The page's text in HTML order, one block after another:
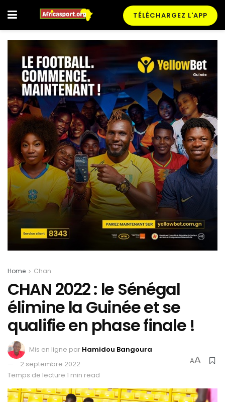
TÉLÉCHARGEZ L'APP
Home Chan
CHAN 2022 : le Sénégal
élimine la Guinée et se
qualifie en phase finale !
Mis en ligne par Hamidou Bangoura
2 septembre 2022
Temps de lecture:1 min read
AA